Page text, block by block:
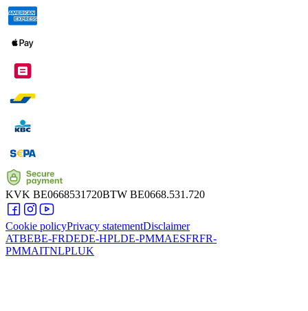
KVK BE0668531720BTW BE0668.531.720
Cookie policyPrivacy statementDisclaimer
ATBEBE-FRDEDE-HPLDE-PMMAESFRFR-
PMMAITNLPLUK